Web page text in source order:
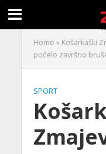
Home » Košarkaški
počelo završno
SPORT